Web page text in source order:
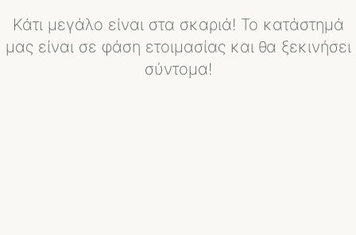
Κάτι μεγάλο είναι στα σκαριά! Το κατάστημά
μας είναι σε φάση ετοιμασίας και θα ξεκινήσει
σύντομα!